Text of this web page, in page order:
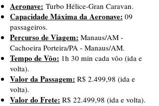
Aeronave: Turbo Hélice-Gran Caravan.
Capacidade Máxima da Aeronave: 09
passageiros.
Percurso de Viagem: Manaus/AM -
Cachoeira Porteira/PA - Manaus/AM.
Tempo de Vôo: 1h 30 min cada vôo (ida e
volta).
Valor da Passagem: R$ 2.499,98 (ida e
volta).
Valor do Frete: R$ 22.499,98 (ida e volta).